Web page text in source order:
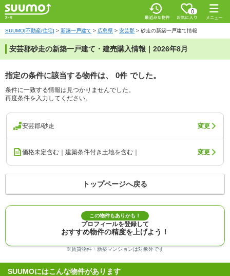
0
SUUMO[不動産/住宅] > 新築一戸建て > 広島県 > 安芸郡 > 砂走の新築一戸建て情報
安芸郡砂走の新築一戸建て・建売購入情報｜2026年8月
指定の条件に該当する物件は、 0件 でした。
条件に一致する情報は見つかりませんでした。
再度条件を入力してください。
安芸郡/砂走 変更
価格未定含む｜建築条件付き土地を含む｜ 変更
トップページへ戻る
この物件もありかも！
プロフィールを登録して
おすすめ物件の精度を上げよう！
※賃貸物件・新築マンションは対象外です
SUUMOにはこんな物件があります